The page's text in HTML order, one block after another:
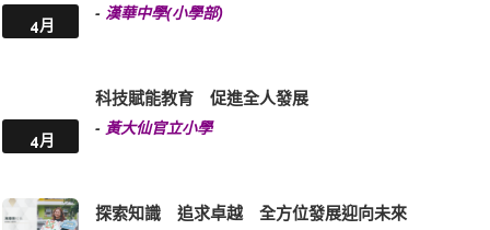
4月
- 漢華中學(小學部)
4月
科技賦能教育 促進全人發展
- 黃大仙官立小學
探索知識 追求卓越 全方位發展迎向未來